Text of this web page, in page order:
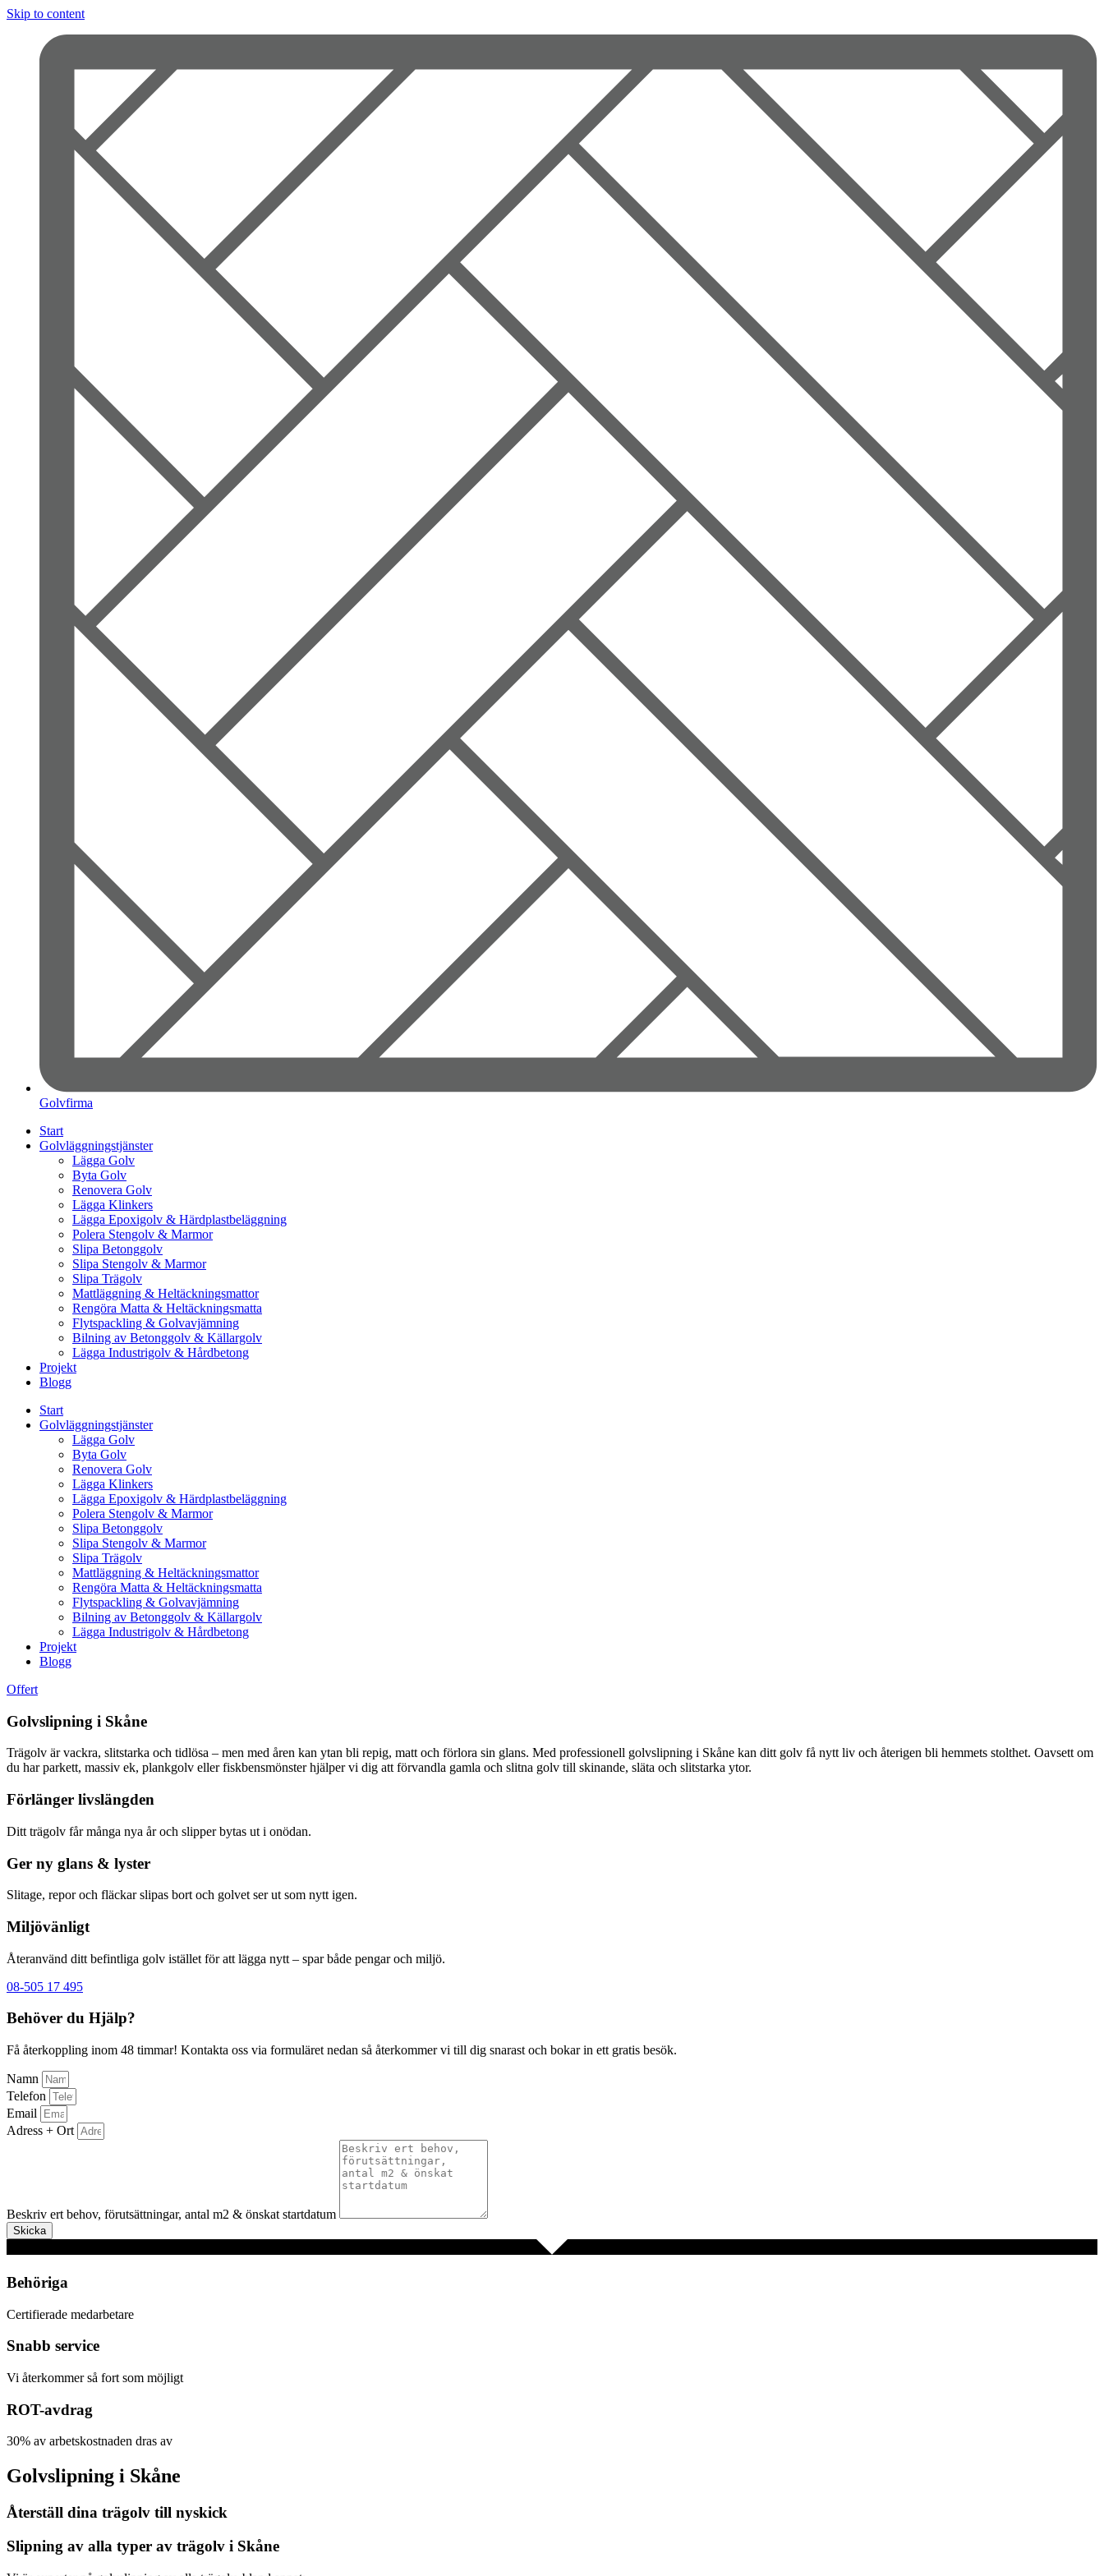
Skip to content
Golvfirma
Start
Golvläggningstjänster
Lägga Golv
Byta Golv
Renovera Golv
Lägga Klinkers
Lägga Epoxigolv & Härdplastbeläggning
Polera Stengolv & Marmor
Slipa Betonggolv
Slipa Stengolv & Marmor
Slipa Trägolv
Mattläggning & Heltäckningsmattor
Rengöra Matta & Heltäckningsmatta
Flytspackling & Golvavjämning
Bilning av Betonggolv & Källargolv
Lägga Industrigolv & Hårdbetong
Projekt
Blogg
Start
Golvläggningstjänster
Lägga Golv
Byta Golv
Renovera Golv
Lägga Klinkers
Lägga Epoxigolv & Härdplastbeläggning
Polera Stengolv & Marmor
Slipa Betonggolv
Slipa Stengolv & Marmor
Slipa Trägolv
Mattläggning & Heltäckningsmattor
Rengöra Matta & Heltäckningsmatta
Flytspackling & Golvavjämning
Bilning av Betonggolv & Källargolv
Lägga Industrigolv & Hårdbetong
Projekt
Blogg
Offert
Golvslipning i Skåne
Trägolv är vackra, slitstarka och tidlösa – men med åren kan ytan bli repig, matt och förlora sin glans. Med professionell golvslipning i Skåne kan ditt golv få nytt liv och återigen bli hemmets stolthet. Oavsett om
du har parkett, massiv ek, plankgolv eller fiskbensmönster hjälper vi dig att förvandla gamla och slitna golv till skinande, släta och slitstarka ytor.
Förlänger livslängden
Ditt trägolv får många nya år och slipper bytas ut i onödan.
Ger ny glans & lyster
Slitage, repor och fläckar slipas bort och golvet ser ut som nytt igen.
Miljövänligt
Återanvänd ditt befintliga golv istället för att lägga nytt – spar både pengar och miljö.
08-505 17 495
Behöver du Hjälp?
Få återkoppling inom 48 timmar! Kontakta oss via formuläret nedan så återkommer vi till dig snarast och bokar in ett gratis besök.
Namn
Telefon
Email
Adress + Ort
Beskriv ert behov, förutsättningar, antal m2 & önskat startdatum
Skicka
Behöriga
Certifierade medarbetare
Snabb service
Vi återkommer så fort som möjligt
ROT-avdrag
30% av arbetskostnaden dras av
Golvslipning i Skåne
Återställ dina trägolv till nyskick
Slipning av alla typer av trägolv i Skåne